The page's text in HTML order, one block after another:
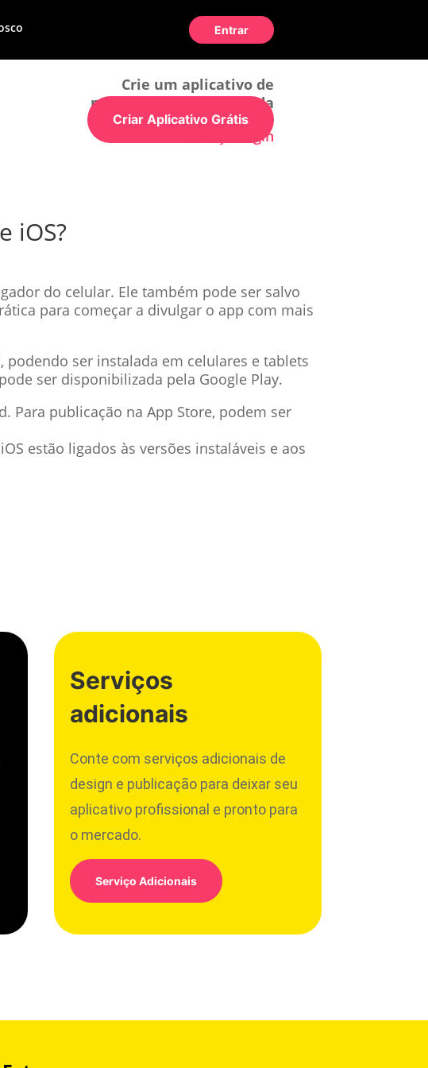
Entrar
Crie um aplicativo de
maneira simples e rápida
Criar Aplicativo Grátis
ou faça Login
iOS?
do celular. Ele também pode ser salvo
para começar a divulgar o app com mais
ser instalada em celulares e tablets
ser disponibilizada pela Google Play.
Para publicação na App Store, podem ser
estão ligados às versões instaláveis e aos
Serviços
adicionais
Conte com serviços adicionais de
design e publicação para deixar seu
aplicativo profissional e pronto para
o mercado.
Serviço Adicionais